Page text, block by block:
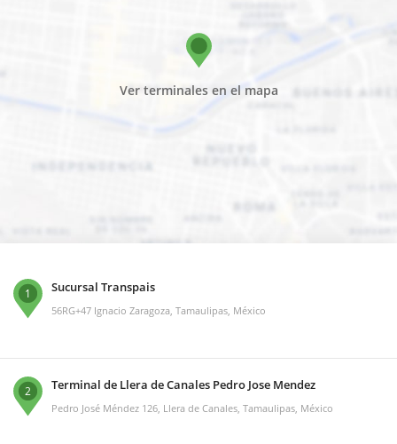
Ver terminales en el mapa
1 Sucursal Transpais
56RG+47 Ignacio Zaragoza, Tamaulipas, México
2 Terminal de Llera de Canales Pedro Jose Mendez
Pedro José Méndez 126, Llera de Canales, Tamaulipas, México